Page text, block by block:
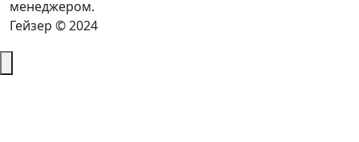
менеджером.
Гейзер © 2024